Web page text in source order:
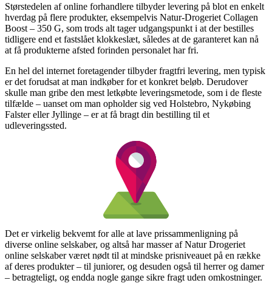
Størstedelen af online forhandlere tilbyder levering på blot en enkelt
hverdag på flere produkter, eksempelvis Natur-Drogeriet Collagen
Boost – 350 G, som trods alt tager udgangspunkt i at der bestilles
tidligere end et fastslået klokkeslæt, således at de garanteret kan nå
at få produkterne afsted forinden personalet har fri.
En hel del internet foretagender tilbyder fragtfri levering, men typisk
er det forudsat at man indkøber for et konkret beløb. Derudover
skulle man gribe den mest letkøbte leveringsmetode, som i de fleste
tilfælde – uanset om man opholder sig ved Holstebro, Nykøbing
Falster eller Jyllinge – er at få bragt din bestilling til et
udleveringssted.
Det er virkelig bekvemt for alle at lave prissammenligning på
diverse online selskaber, og altså har masser af Natur Drogeriet
online selskaber været nødt til at mindske prisniveauet på en række
af deres produkter – til juniorer, og desuden også til herrer og damer
– betragteligt, og endda nogle gange sikre fragt uden omkostninger.